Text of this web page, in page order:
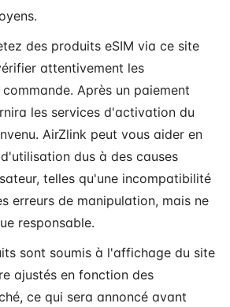
des produits eSIM via ce site
attentivement les
Après un paiement
les services d'activation du
AirZlink peut vous aider en
dus à des causes
telles qu'une incompatibilité
erreurs de manipulation, mais ne
responsable.
sont soumis à l'affichage du site
ajustés en fonction des
ce qui sera annoncé avant